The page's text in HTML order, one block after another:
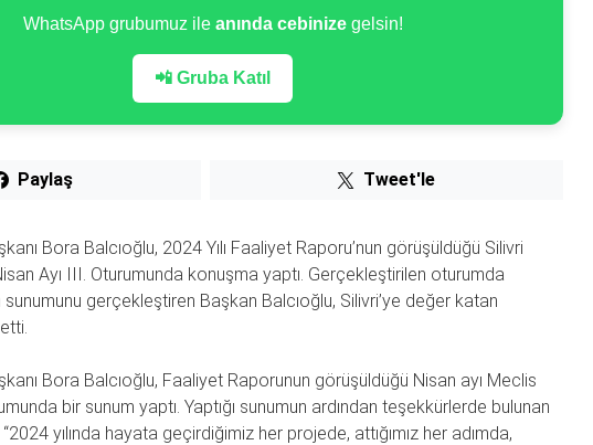
WhatsApp grubumuz ile anında cebinizegelsin!
📲 Gruba Katıl
Paylaş Tweet'le
Bora Balcıoğlu, 2024 Yılı Faaliyet Raporu’nun görüşüldüğü Silivri
Ayı III. Oturumunda konuşma yaptı. Gerçekleştirilen oturumda
gerçekleştiren Başkan Balcıoğlu, Silivri’ye değer katan
Bora Balcıoğlu, Faaliyet Raporunun görüşüldüğü Nisan ayı Meclis
bir sunum yaptı. Yaptığı sunumun ardından teşekkürlerde bulunan
yılında hayata geçirdiğimiz her projede, attığımız her adımda,